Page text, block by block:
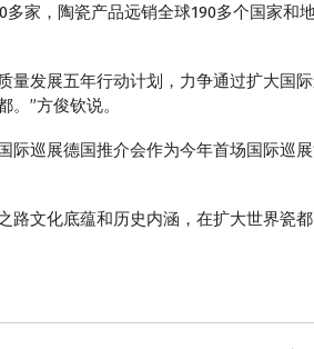
家，陶瓷产品远销全球190多个国家
量发展五年行动计划，力争通过扩大国
”方俊钦说。
际巡展德国推介会作为今年首场国际巡
路文化底蕴和历史内涵，在扩大世界